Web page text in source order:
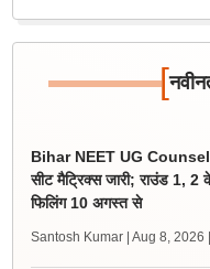
[
Bihar NEET UG
सीट मैट्रिक्स जारी; राउंड 1,
फिलिंग 10 अगस्त से
Santosh Kumar | Aug 8, 2026